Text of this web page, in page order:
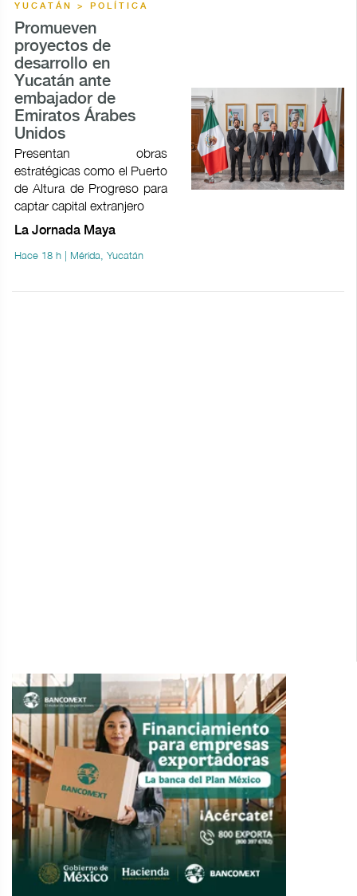
YUCATÁN > POLÍTICA
Promueven
proyectos de
desarrollo en
Yucatán ante
embajador de
Emiratos Árabes
Unidos
Presentan obras
estratégicas como el Puerto
de Altura de Progreso para
captar capital extranjero
La Jornada Maya
Hace 18 h | Mérida, Yucatán